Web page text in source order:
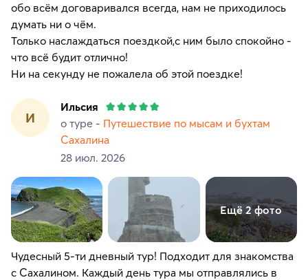
обо всём договаривался всегда, нам не приходилось
думать ни о чём.
Только наслаждаться поездкой,с ним было спокойно -
что всё будит отлично!
Ни на секунду не пожалела об этой поездке!
И
Ильсия
о туре - Путешествие по мысам и бухтам
Сахалина
28 июл. 2026
Ещё 2 фото
Чудесный 5-ти дневный тур! Подходит для знакомства
с Сахалином. Каждый день тура мы отправлялись в